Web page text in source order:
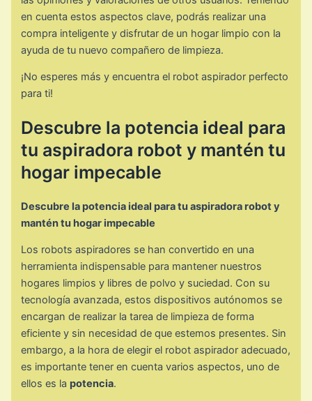
en cuenta estos aspectos clave, podrás realizar una
compra inteligente y disfrutar de un hogar limpio con la
ayuda de tu nuevo compañero de limpieza.
¡No esperes más y encuentra el robot aspirador perfecto
para ti!
Descubre la potencia ideal para
tu aspiradora robot y mantén tu
hogar impecable
Descubre la potencia ideal para tu aspiradora robot y
mantén tu hogar impecable
Los robots aspiradores se han convertido en una
herramienta indispensable para mantener nuestros
hogares limpios y libres de polvo y suciedad. Con su
tecnología avanzada, estos dispositivos autónomos se
encargan de realizar la tarea de limpieza de forma
eficiente y sin necesidad de que estemos presentes. Sin
embargo, a la hora de elegir el robot aspirador adecuado,
es importante tener en cuenta varios aspectos, uno de
ellos es la potencia.